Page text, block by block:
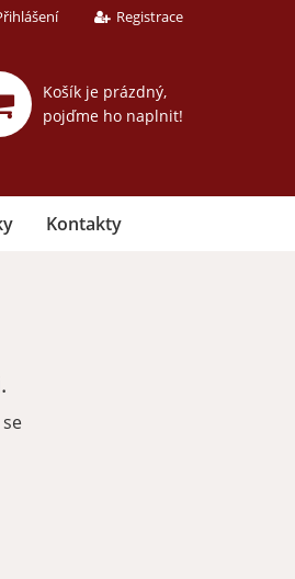
Registrace
Košík je prázdný,
pojďme ho naplnit!
Kontakty